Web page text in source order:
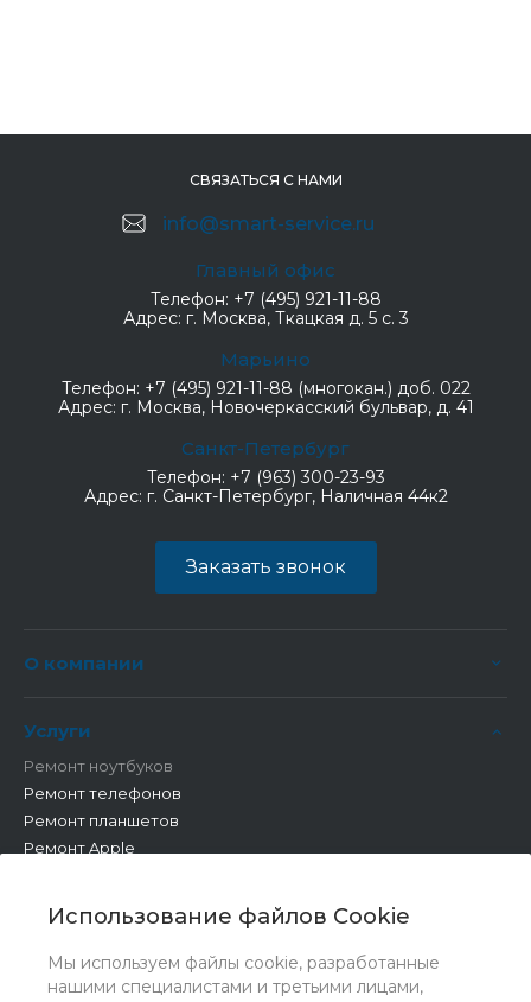
Использование файлов Cookie
Мы используем файлы cookie, разработанные
нашими специалистами и третьими лицами,
СВЯЗАТЬСЯ С НАМИ
info@smart-service.ru
Главный офис
Телефон: +7 (495) 921-11-88
Адрес: г. Москва, Ткацкая д. 5 с. 3
Марьино
Телефон: +7 (495) 921-11-88 (многокан.) доб. 022
Адрес: г. Москва, Новочеркасский бульвар, д. 41
Санкт-Петербург
Телефон: +7 (963) 300-23-93
Адрес: г. Санкт-Петербург, Наличная 44к2
Заказать звонок
О компании
Услуги
Ремонт ноутбуков
Ремонт телефонов
Ремонт планшетов
Ремонт Apple